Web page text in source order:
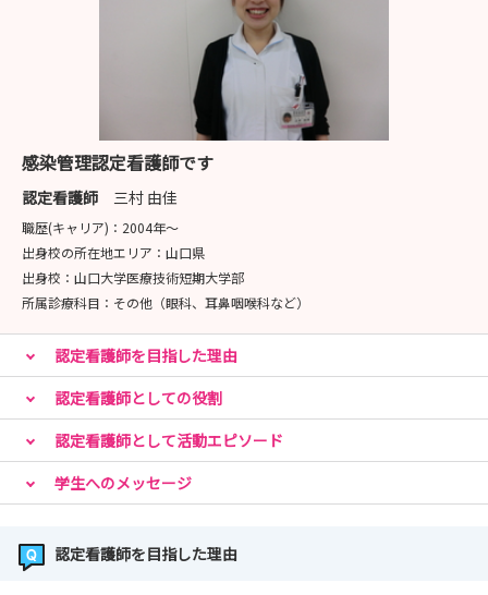
感染管理認定看護師です
認定看護師 三村 由佳
職歴(キャリア)： 2004年〜
出身校の所在地エリア： 山口県
出身校： 山口大学医療技術短期大学部
所属診療科目： その他（眼科、耳鼻咽喉科など）
認定看護師を目指した理由
認定看護師としての役割
認定看護師として活動エピソード
学生へのメッセージ
認定看護師を目指した理由